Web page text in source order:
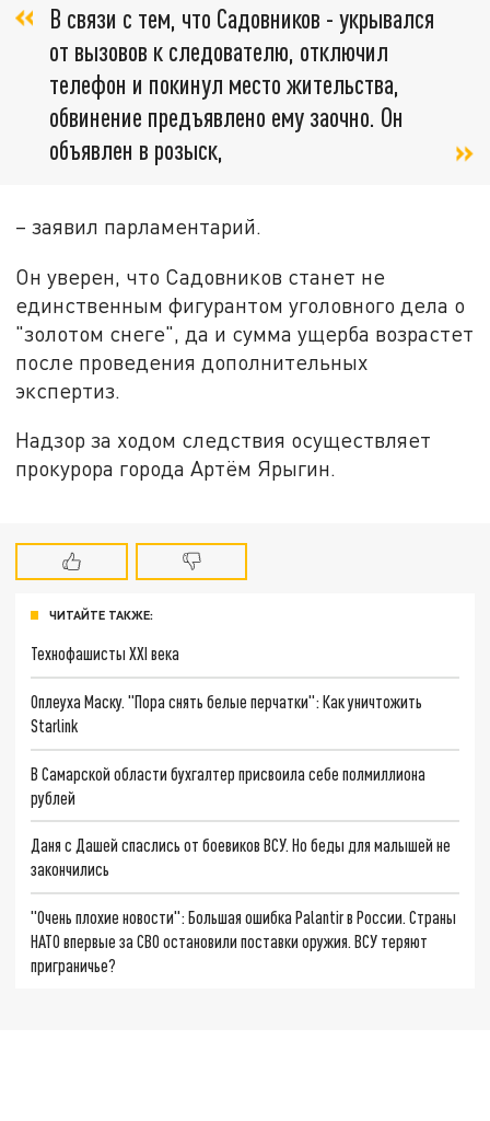
В связи с тем, что Садовников - укрывался
от вызовов к следователю, отключил
телефон и покинул место жительства,
обвинение предъявлено ему заочно. Он
объявлен в розыск,
– заявил парламентарий.
Он уверен, что Садовников станет не
единственным фигурантом уголовного дела о
"золотом снеге", да и сумма ущерба возрастет
после проведения дополнительных
экспертиз.
Надзор за ходом следствия осуществляет
прокурора города Артём Ярыгин.
ЧИТАЙТЕ ТАКЖЕ:
Технофашисты XXI века
Оплеуха Маску. "Пора снять белые перчатки": Как уничтожить
Starlink
В Самарской области бухгалтер присвоила себе полмиллиона
рублей
Даня с Дашей спаслись от боевиков ВСУ. Но беды для малышей не
закончились
"Очень плохие новости": Большая ошибка Palantir в России. Страны
НАТО впервые за СВО остановили поставки оружия. ВСУ теряют
приграничье?